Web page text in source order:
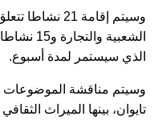
السياحة والبيئة
الصور
وسيتم إقامة 21
الشعبية
الذي سيستمر لمدة أسبوع.
وسيتم مناقشة الموضوعات
تايوان، بينها الميراث